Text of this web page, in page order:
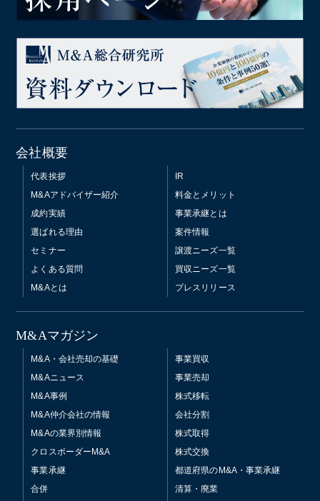
会社概要
代表挨拶
M&Aアドバイザー紹介
成約実績
選ばれる理由
セミナー
よくある質問
M&Aとは
IR
料金とメリット
事業承継とは
案件情報
譲渡ニーズ一覧
買収ニーズ一覧
プレスリリース
M&Aマガジン
M&A・会社売却の基礎
M&Aニュース
M&A事例
M&A仲介会社の情報
M&Aの業界別情報
クロスボーダーM&A
事業承継
合併
事業買収
事業売却
株式移転
会社分割
株式取得
株式交換
都道府県のM&A・事業承継
清算・廃業